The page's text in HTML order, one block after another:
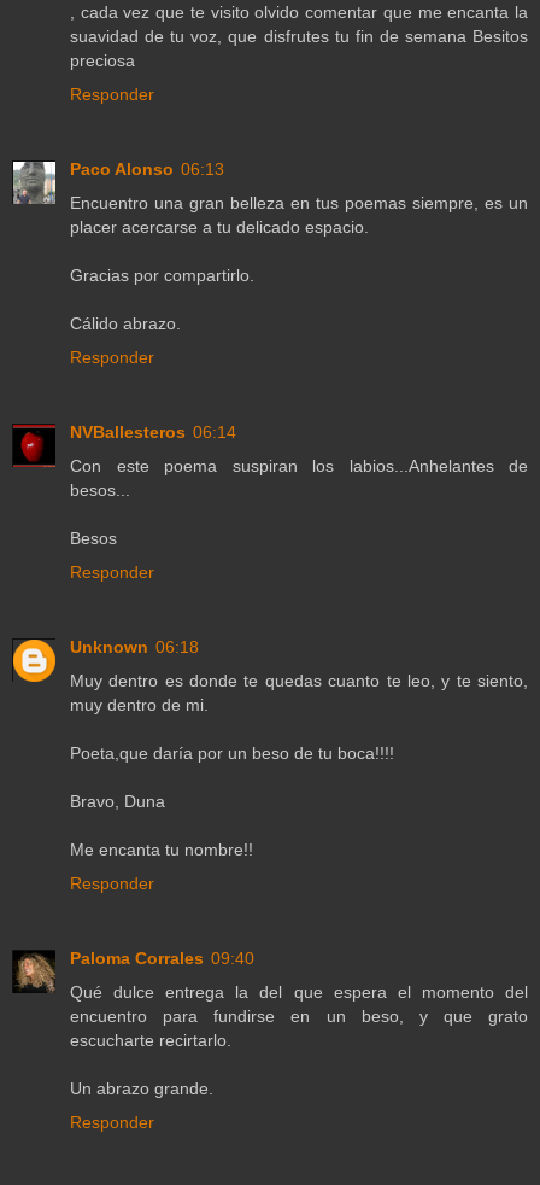
, cada vez que te visito olvido comentar que me encanta la
suavidad de tu voz, que disfrutes tu fin de semana Besitos
preciosa
Responder
Paco Alonso 06:13
Encuentro una gran belleza en tus poemas siempre, es un
placer acercarse a tu delicado espacio.
Gracias por compartirlo.
Cálido abrazo.
Responder
NVBallesteros 06:14
Con este poema suspiran los labios...Anhelantes de
besos...
Besos
Responder
Unknown 06:18
Muy dentro es donde te quedas cuanto te leo, y te siento,
muy dentro de mi.
Poeta,que daría por un beso de tu boca!!!!
Bravo, Duna
Me encanta tu nombre!!
Responder
Paloma Corrales 09:40
Qué dulce entrega la del que espera el momento del
encuentro para fundirse en un beso, y que grato
escucharte recirtarlo.
Un abrazo grande.
Responder